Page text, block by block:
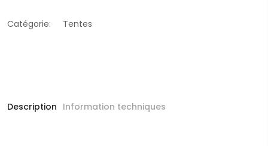
Catégorie: Tentes
Description Information techniques